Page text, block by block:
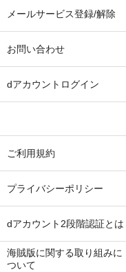
メールサービス登録/解除
お問い合わせ
dアカウントログイン
ご利用規約
プライバシーポリシー
dアカウント2段階認証とは
海賊版に関する取り組みに
ついて